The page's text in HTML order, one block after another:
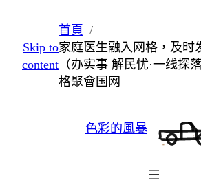
至
主
Skip to
content
首頁
家庭医生融入网格，及时
（办实事 解民忧·一线探
格聚會国网
色彩的風暴